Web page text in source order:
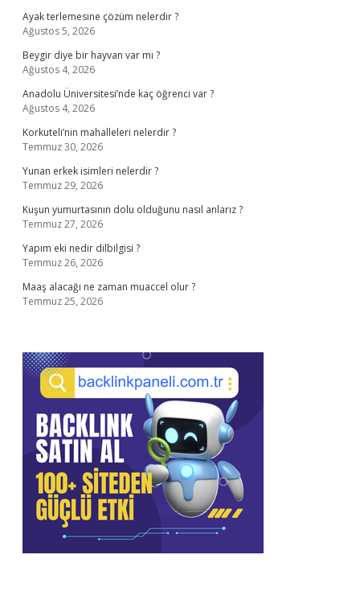
Ayak terlemesine çözüm nelerdir ?
Ağustos 5, 2026
Beygir diye bir hayvan var mı ?
Ağustos 4, 2026
Anadolu Üniversitesi’nde kaç öğrenci var ?
Ağustos 4, 2026
Korkuteli’nin mahalleleri nelerdir ?
Temmuz 30, 2026
Yunan erkek isimleri nelerdir ?
Temmuz 29, 2026
Kuşun yumurtasının dolu olduğunu nasıl anlarız ?
Temmuz 27, 2026
Yapım eki nedir dilbilgisi ?
Temmuz 26, 2026
Maaş alacağı ne zaman muaccel olur ?
Temmuz 25, 2026